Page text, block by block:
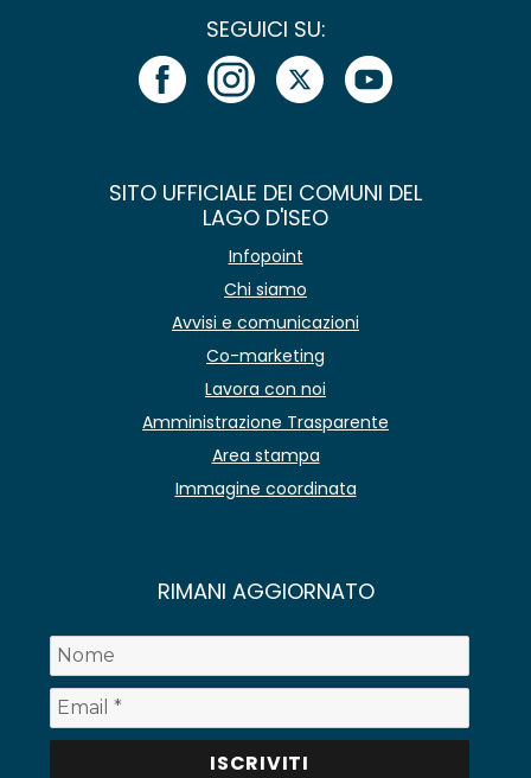
SEGUICI SU:
SITO UFFICIALE DEI COMUNI DEL
LAGO D'ISEO
Infopoint
Chi siamo
Avvisi e comunicazioni
Co-marketing
Lavora con noi
Amministrazione Trasparente
Area stampa
Immagine coordinata
RIMANI AGGIORNATO